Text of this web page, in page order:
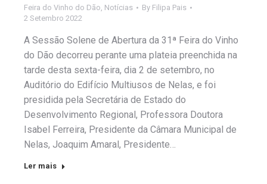
Feira do Vinho do Dão, Notícias By Filipa Pais
2 Setembro 2022
A Sessão Solene de Abertura da 31ª Feira do Vinho
do Dão decorreu perante uma plateia preenchida na
tarde desta sexta-feira, dia 2 de setembro, no
Auditório do Edifício Multiusos de Nelas, e foi
presidida pela Secretária de Estado do
Desenvolvimento Regional, Professora Doutora
Isabel Ferreira, Presidente da Câmara Municipal de
Nelas, Joaquim Amaral, Presidente…
Ler mais